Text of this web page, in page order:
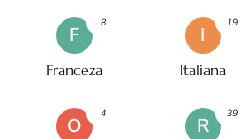
F
Franceza
8
I
Italiana
19
O
4
R
39